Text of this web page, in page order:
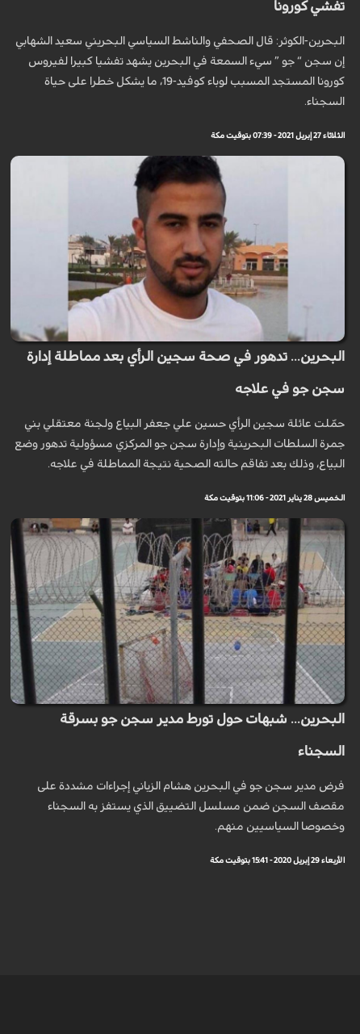
تفشي كورونا
البحرين-الكوثر: قال الصحفي والناشط السياسي البحريني سعيد الشهابي
إن سجن “ جو ” سيء السمعة في البحرين يشهد تفشيا كبيرا لفيروس
كورونا المستجد المسبب لوباء كوفيد-19، ما يشكل خطرا على حياة
السجناء.
الثلاثاء 27 إبريل 2021 - 07:39 بتوقيت مكة
البحرين... تدهور في صحة سجين الرأي بعد مماطلة إدارة
سجن جو في علاجه
حمّلت عائلة سجين الرأي حسين علي جعفر البياع ولجنة معتقلي بني
جمرة السلطات البحرينية وإدارة سجن جو المركزي مسؤولية تدهور وضع
البياع، وذلك بعد تفاقم حالته الصحية نتيجة المماطلة في علاجه.
الخميس 28 يناير 2021 - 11:06 بتوقيت مكة
البحرين... شبهات حول تورط مدير سجن جو بسرقة
السجناء
فرض مدير سجن جو في البحرين هشام الزياني إجراءات مشددة على
مقصف السجن ضمن مسلسل التضييق الذي يستفز به السجناء
وخصوصا السياسيين منهم.
الأربعاء 29 إبريل 2020 - 15:41 بتوقيت مكة